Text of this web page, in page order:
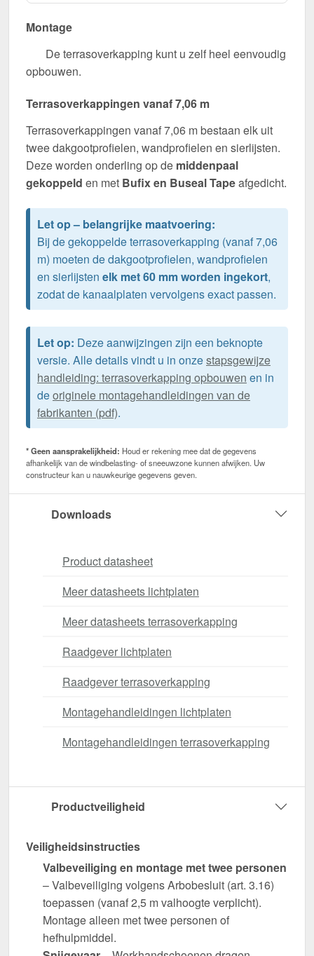
Montage
De terrasoverkapping kunt u zelf heel eenvoudig
opbouwen.
Terrasoverkappingen vanaf 7,06 m
Terrasoverkappingen vanaf 7,06 m bestaan elk uit
twee dakgootprofielen, wandprofielen en sierlijsten.
Deze worden onderling op de middenpaal
gekoppeld en met Bufix en Buseal Tapeafgedicht.
Let op – belangrijke maatvoering:
Bij de gekoppelde terrasoverkapping (vanaf 7,06
m) moeten de dakgootprofielen, wandprofielen
en sierlijsten elk met 60 mm worden ingekort,
zodat de kanaalplaten vervolgens exact passen.
Let op: Deze aanwijzingen zijn een beknopte
versie. Alle details vindt u in onzestapsgewijze
handleiding: terrasoverkapping opbouwen en in
deoriginele montagehandleidingen van de
fabrikanten (pdf).
* Geen aansprakelijkheid: Houd er rekening mee dat de gegevens
afhankelijk van de windbelasting- of sneeuwzone kunnen afwijken. Uw
constructeur kan u nauwkeurige gegevens geven.
Downloads
Product datasheet
Meer datasheets lichtplaten
Meer datasheets terrasoverkapping
Raadgever lichtplaten
Raadgever terrasoverkapping
Montagehandleidingen lichtplaten
Montagehandleidingen terrasoverkapping
Productveiligheid
Veiligheidsinstructies
Valbeveiliging en montage met twee personen
– Valbeveiliging volgens Arbobesluit (art. 3.16)
toepassen (vanaf 2,5 m valhoogte verplicht).
Montage alleen met twee personen of
hefhulpmiddel.